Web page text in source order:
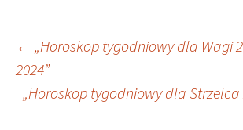
Nawigacja
wpisu
← „Horoskop tygodniowy dla Wagi
2024”
„Horoskop tygodniowy dla Strzelca